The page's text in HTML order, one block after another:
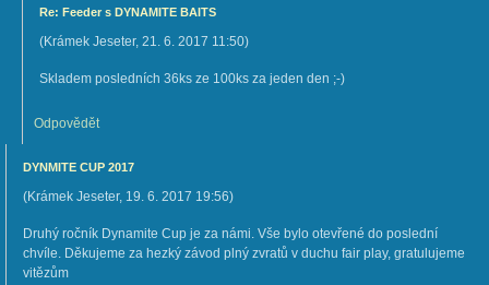
Re: Feeder s DYNAMITE BAITS
(Krámek Jeseter, 21. 6. 2017 11:50)
Skladem posledních 36ks ze 100ks za jeden den ;-)
Odpovědět
DYNMITE CUP 2017
(Krámek Jeseter, 19. 6. 2017 19:56)
Druhý ročník Dynamite Cup je za námi. Vše bylo otevřené do poslední
chvíle. Děkujeme za hezký závod plný zvratů v duchu fair play, gratulujeme
vitězům